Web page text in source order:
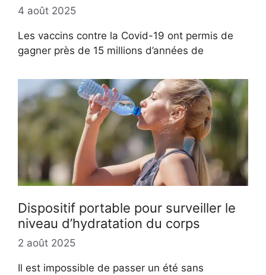
4 août 2025
Les vaccins contre la Covid-19 ont permis de
gagner près de 15 millions d’années de
Dispositif portable pour surveiller le
niveau d’hydratation du corps
2 août 2025
Il est impossible de passer un été sans